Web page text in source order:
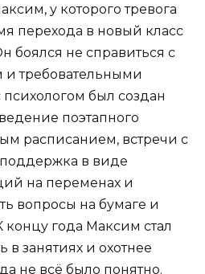
у которого тревога
перехода в новый класс
боялся не справиться с
требовательными
был создан
поэтапного
расписанием, встречи с
в виде
на переменах и
вопросы на бумаге и
концу года Максим стал
в занятиях и охотнее
не всё было понятно.